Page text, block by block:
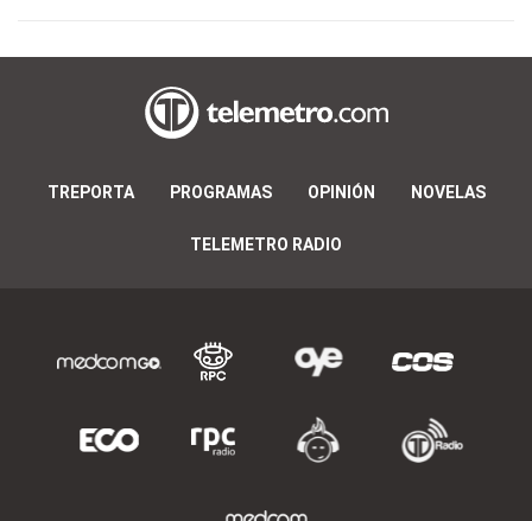
TREPORTA PROGRAMAS OPINIÓN NOVELAS
TELEMETRO RADIO